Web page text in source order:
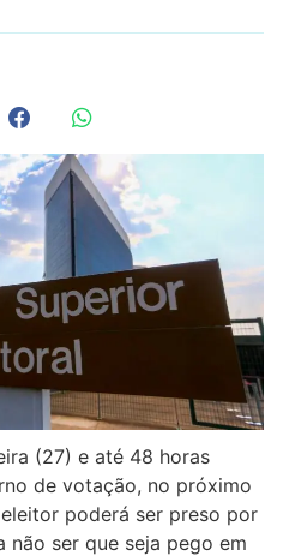
(27) e até 48 horas
de votação, no próximo
poderá ser preso por
não ser que seja pego em